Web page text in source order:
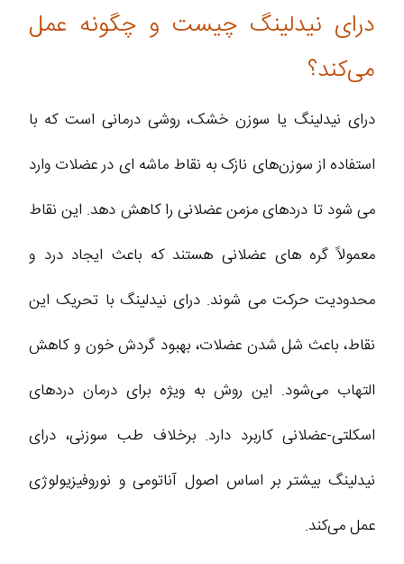
درای نیدلینگ چیست و چگونه عمل
می‌کند؟
درای نیدلینگ یا سوزن خشک، روشی درمانی است که با
استفاده از سوزن‌های نازک به نقاط ماشه‌ ای در عضلات وارد
می‌ شود تا دردهای مزمن عضلانی را کاهش دهد. این نقاط
معمولاً گره‌ های عضلانی هستند که باعث ایجاد درد و
محدودیت حرکت می‌ شوند. درای نیدلینگ با تحریک این
نقاط، باعث شل شدن عضلات، بهبود گردش خون و کاهش
التهاب می‌شود. این روش به ویژه برای درمان دردهای
اسکلتی-عضلانی کاربرد دارد. برخلاف طب سوزنی، درای
نیدلینگ بیشتر بر اساس اصول آناتومی و نوروفیزیولوژی
عمل می‌کند.